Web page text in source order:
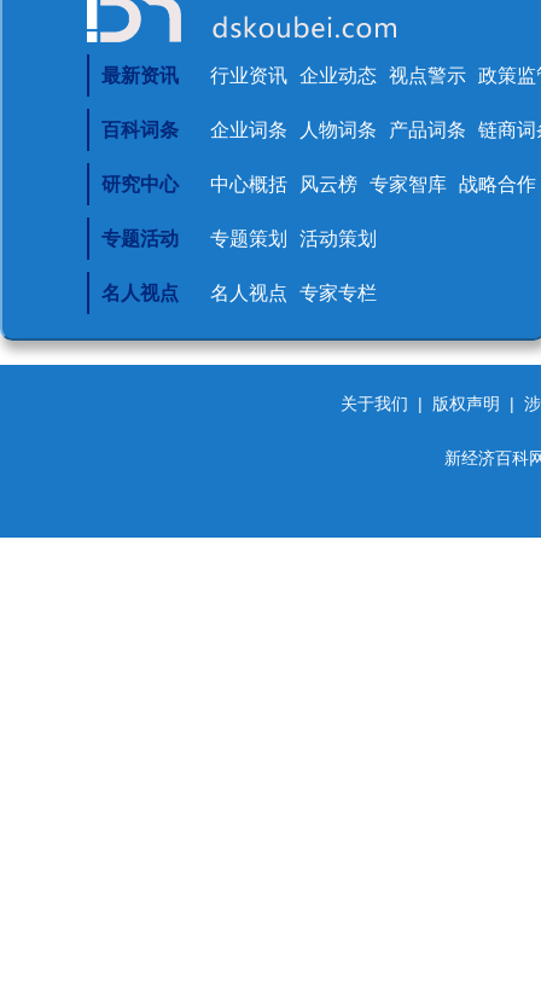
最新资讯 行业资讯 企业动态 视点警示 政策监
百科词条 企业词条 人物词条 产品词条 链商词
研究中心 中心概括 风云榜 专家智库 战略合作
专题活动 专题策划 活动策划
名人视点 名人视点 专家专栏
关于我们 | 版权声明 |
新经济百科